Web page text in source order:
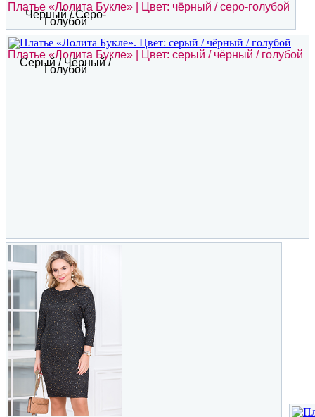
Платье «Лолита Букле» | Цвет: чёрный / серо-голубой
Чёрный / Серо-
Голубой
Платье «Лолита Букле» | Цвет: серый / чёрный / голубой
Серый / Чёрный /
Голубой